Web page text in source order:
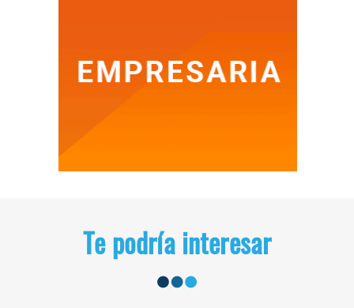
Te podría interesar